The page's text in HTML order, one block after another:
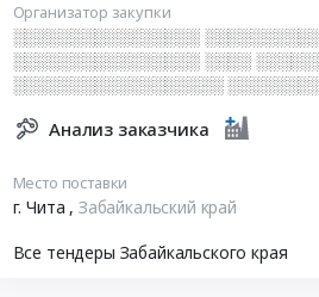
Организатор закупки
░░░░░░░░░░░░░░░░
░░░░░░░░░░░░░░░░ ░░░░
░░░░░░░░░░░░░░░░░░
Анализ заказчика
Место поставки
г. Чита , Забайкальский край
Все тендеры Забайкальского края